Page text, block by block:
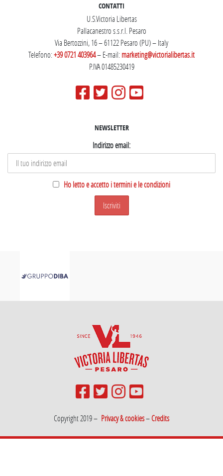
CONTATTI
U.S.Victoria Libertas
Pallacanestro s.s.r.l. Pesaro
Via Bertozzini, 16 – 61122 Pesaro (PU) – Italy
Telefono:+39 0721 403964– E-mail:marketing@victorialibertas.it
P.IVA 01485230419
NEWSLETTER
Indirizzo email:
Ho letto e accetto i termini e le condizioni
Copyright 2019 – Privacy & cookies–Credits